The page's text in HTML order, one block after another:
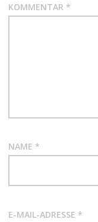
KOMMENTAR *
NAME *
E-MAIL-ADRESSE *